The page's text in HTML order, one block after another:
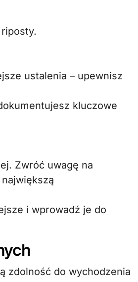
ustalenia – upewnisz
kluczowe
Zwróć uwagę na
i wprowadź je do
zdolność do wychodzenia